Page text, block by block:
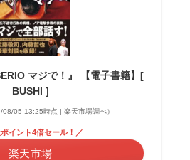
マジで！』 【電子書籍】[
BUSHI ]
08/05 13:25時点 | 楽天市場調べ）
イント4倍セール！／
楽天市場